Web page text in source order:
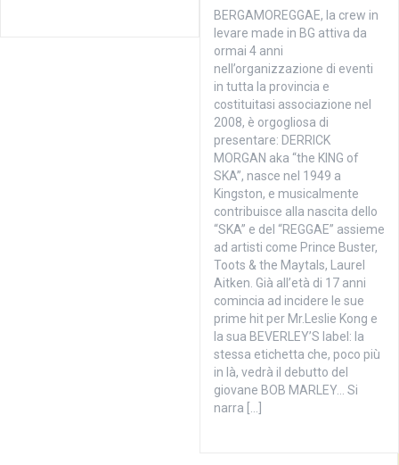
BERGAMOREGGAE, la crew in
levare made in BG attiva da
ormai 4 anni
nell’organizzazione di eventi
in tutta la provincia e
costituitasi associazione nel
2008, è orgogliosa di
presentare: DERRICK
MORGAN aka “the KING of
SKA”, nasce nel 1949 a
Kingston, e musicalmente
contribuisce alla nascita dello
“SKA” e del “REGGAE” assieme
ad artisti come Prince Buster,
Toots & the Maytals, Laurel
Aitken. Già all’età di 17 anni
comincia ad incidere le sue
prime hit per Mr.Leslie Kong e
la sua BEVERLEY’S label: la
stessa etichetta che, poco più
in là, vedrà il debutto del
giovane BOB MARLEY… Si
narra […]